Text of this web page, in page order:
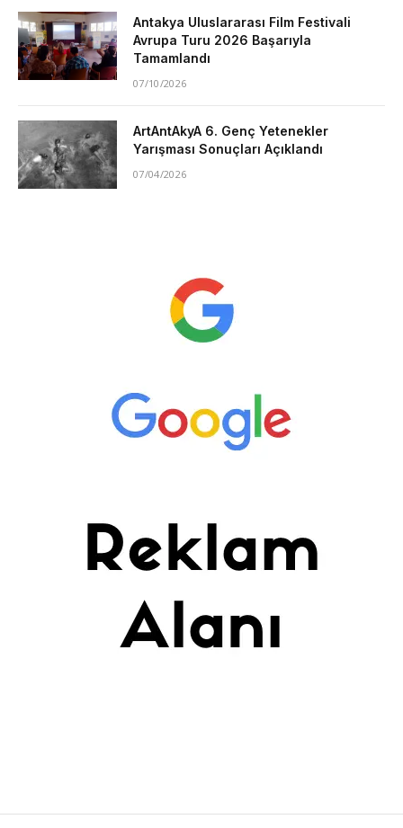
Antakya Uluslararası Film Festivali
Avrupa Turu 2026 Başarıyla
Tamamlandı
07/10/2026
ArtAntAkyA 6. Genç Yetenekler
Yarışması Sonuçları Açıklandı
07/04/2026